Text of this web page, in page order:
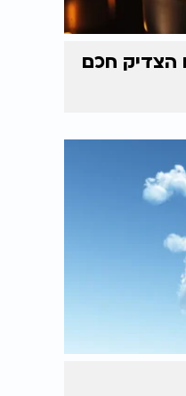
הצדיק חכם